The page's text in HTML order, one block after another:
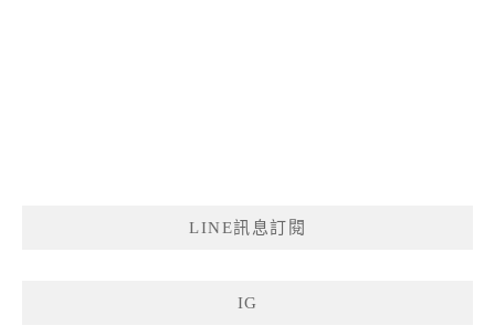
LINE訊息訂閱
IG